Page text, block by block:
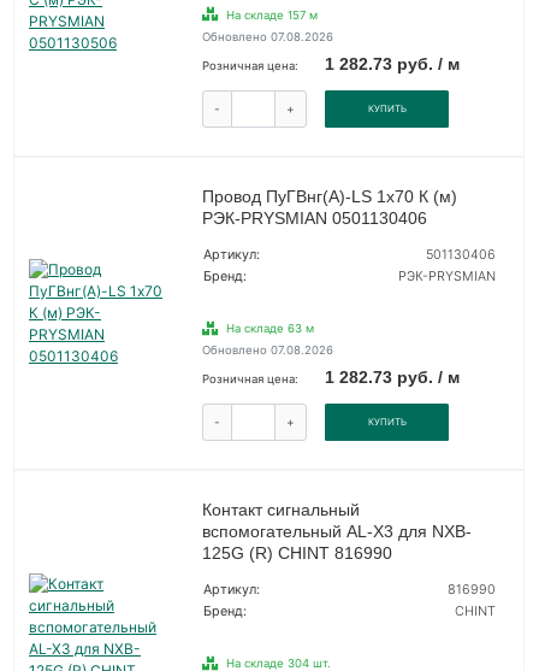
На складе 157 м
Обновлено 07.08.2026
Розничная цена: 1 282.73 руб. / м
- + КУПИТЬ
Провод ПуГВнг(А)-LS 1х70 К (м)
РЭК-PRYSMIAN 0501130406
Артикул:
501130406
Бренд:
РЭК-PRYSMIAN
На складе 63 м
Обновлено 07.08.2026
Розничная цена: 1 282.73 руб. / м
- + КУПИТЬ
Контакт сигнальный
вспомогательный AL-X3 для NXB-
125G (R) CHINT 816990
Артикул:
816990
Бренд:
CHINT
На складе 304 шт.